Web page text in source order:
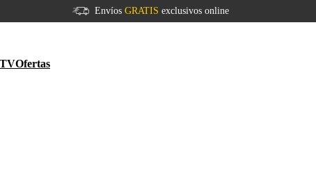
Envíos GRATIS exclusivos online
TVOfertas